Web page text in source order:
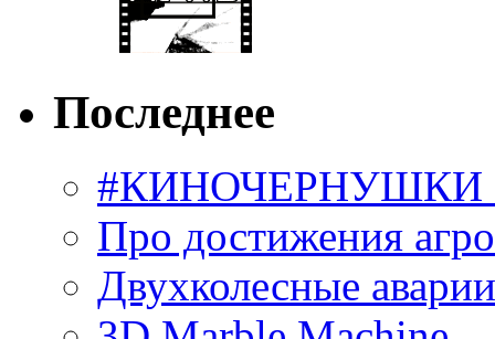
Последнее
#КИНОЧЕРНУШКИ
Про достижения
Двухколесные